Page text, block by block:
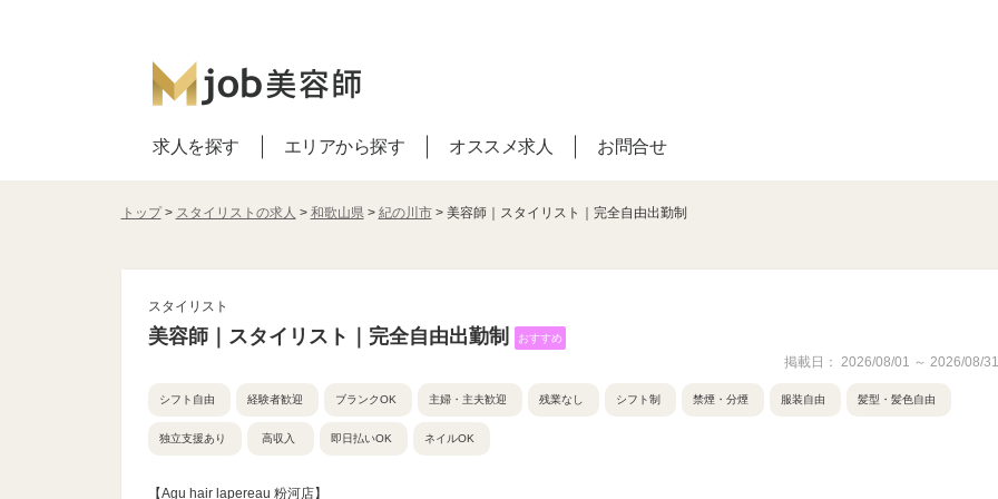
求人を探す エリアから探す オススメ求人 お問合せ
トップ> スタイリストの求人 > 和歌山県> 紀の川市> 美容師｜スタイリスト｜完全自由出勤制
スタイリスト
美容師｜スタイリスト｜完全自由出勤制 おすすめ
掲載日： 2026/08/01 ～ 2026/08/31
シフト自由 経験者歓迎 ブランクOK 主婦・主夫歓迎 残業なし シフト制 禁煙・分煙 服装自由 髪型・髪色自由
独立支援あり 高収入 即日払いOK ネイルOK
【Agu hair lapereau 粉河店】